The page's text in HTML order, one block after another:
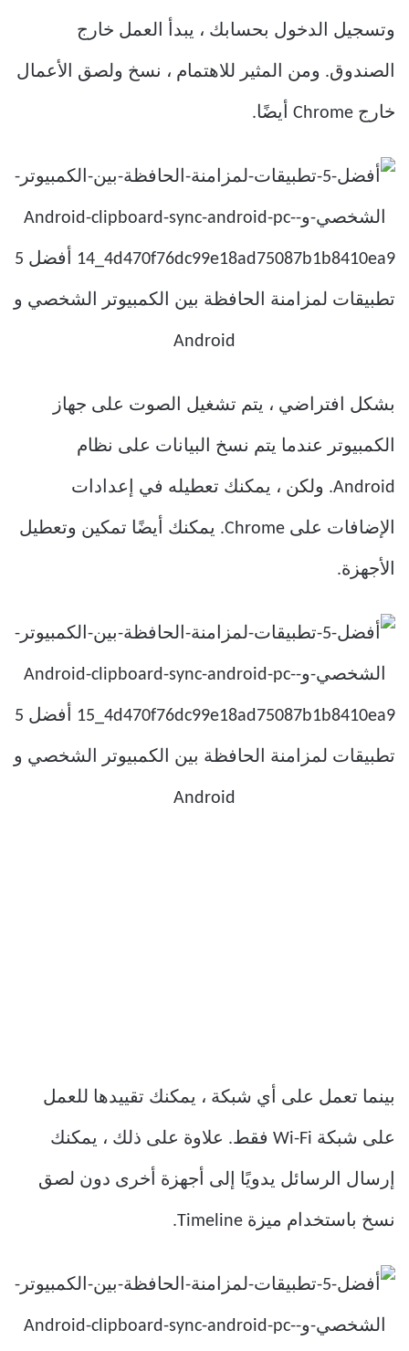
وتسجيل الدخول بحسابك ، يبدأ العمل خارج
الصندوق. ومن المثير للاهتمام ، نسخ ولصق الأعمال
خارج Chrome أيضًا.
بشكل افتراضي ، يتم تشغيل الصوت على جهاز
الكمبيوتر عندما يتم نسخ البيانات على نظام
Android. ولكن ، يمكنك تعطيله في إعدادات
الإضافات على Chrome. يمكنك أيضًا تمكين وتعطيل
الأجهزة.
بينما تعمل على أي شبكة ، يمكنك تقييدها للعمل
على شبكة Wi-Fi فقط. علاوة على ذلك ، يمكنك
إرسال الرسائل يدويًا إلى أجهزة أخرى دون لصق
نسخ باستخدام ميزة Timeline.